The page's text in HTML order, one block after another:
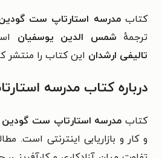
کتابمدرسه استارتاپ ست
ترجمهٔ شمس الدین یوسفیان
تالیفی ارشدان این کتاب را منتشر
درباره کتاب مدرسه
کتاب مدرسه استارتاپ ست گودین
و کار و بازاریابی اینترنتی است.